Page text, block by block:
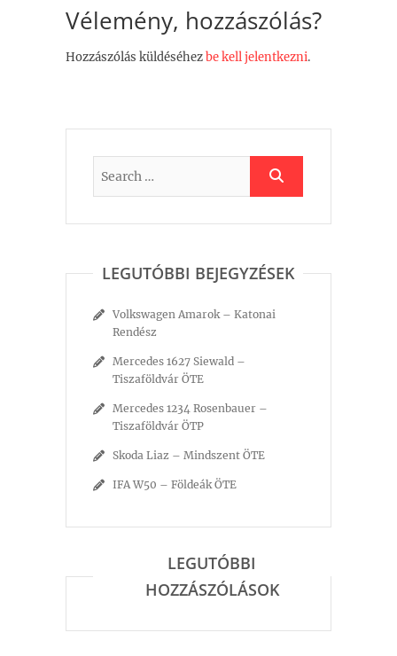
Vélemény, hozzászólás?
Hozzászólás küldéséhezbe kell jelentkezni.
LEGUTÓBBI BEJEGYZÉSEK
Volkswagen Amarok – Katonai
Rendész
Mercedes 1627 Siewald –
Tiszaföldvár ÖTE
Mercedes 1234 Rosenbauer –
Tiszaföldvár ÖTP
Skoda Liaz – Mindszent ÖTE
IFA W50 – Földeák ÖTE
LEGUTÓBBI
HOZZÁSZÓLÁSOK